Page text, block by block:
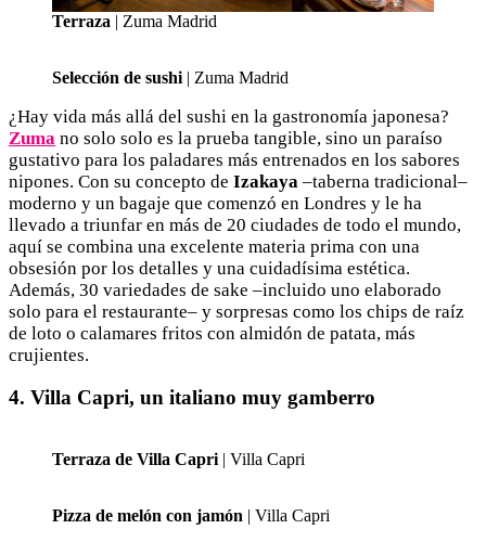
Terraza | Zuma Madrid
Selección de sushi | Zuma Madrid
¿Hay vida más allá del sushi en la gastronomía japonesa?
Zuma no solo solo es la prueba tangible, sino un paraíso
gustativo para los paladares más entrenados en los sabores
nipones. Con su concepto de Izakaya –taberna tradicional–
moderno y un bagaje que comenzó en Londres y le ha
llevado a triunfar en más de 20 ciudades de todo el mundo,
aquí se combina una excelente materia prima con una
obsesión por los detalles y una cuidadísima estética.
Además, 30 variedades de sake –incluido uno elaborado
solo para el restaurante– y sorpresas como los chips de raíz
de loto o calamares fritos con almidón de patata, más
crujientes.
4. Villa Capri, un italiano muy gamberro
Terraza de Villa Capri | Villa Capri
Pizza de melón con jamón | Villa Capri